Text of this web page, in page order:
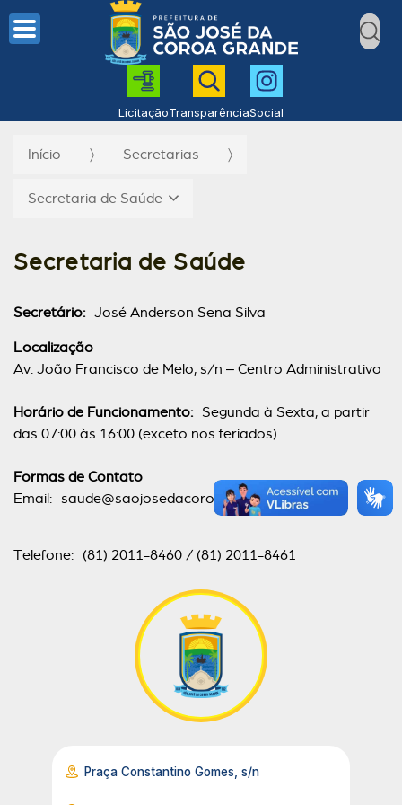
LicitaçãoTransparênciaSocial
Início Secretarias
Secretaria de Saúde
Secretaria de Saúde
Secretário: José Anderson Sena Silva
Localização
Av. João Francisco de Melo, s/n – Centro Administrativo
Horário de Funcionamento:Segunda à Sexta, a partir
das 07:00 às 16:00 (exceto nos feriados).
Formas de Contato
Email: saude@saojosedacoroagrande.pe.gov.br
Telefone: (81) 2011-8460 / (81) 2011-8461
Praça Constantino Gomes, s/n